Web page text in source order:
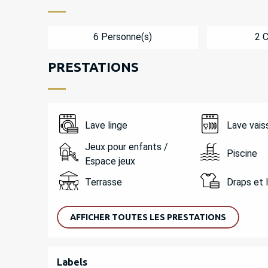
6 Personne(s) 2
PRESTATIONS
Lave linge Lave
Jeux pour enfants /
Espace jeux
Piscine
Terrasse Draps et
AFFICHER TOUTES LES PRESTATIONS
Labels
Labels